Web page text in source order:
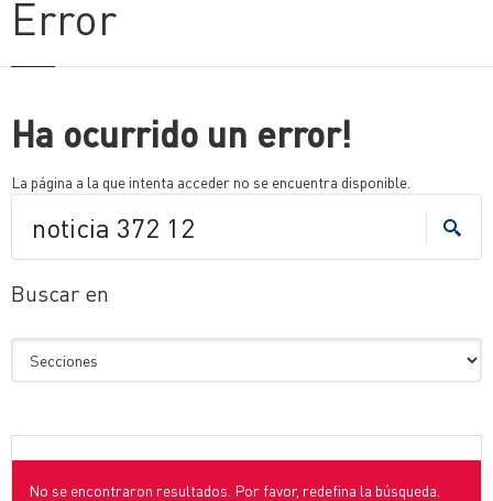
Error
Ha ocurrido un error!
La página a la que intenta acceder no se encuentra disponible.
Buscar en
No se encontraron resultados. Por favor, redefina la búsqueda.